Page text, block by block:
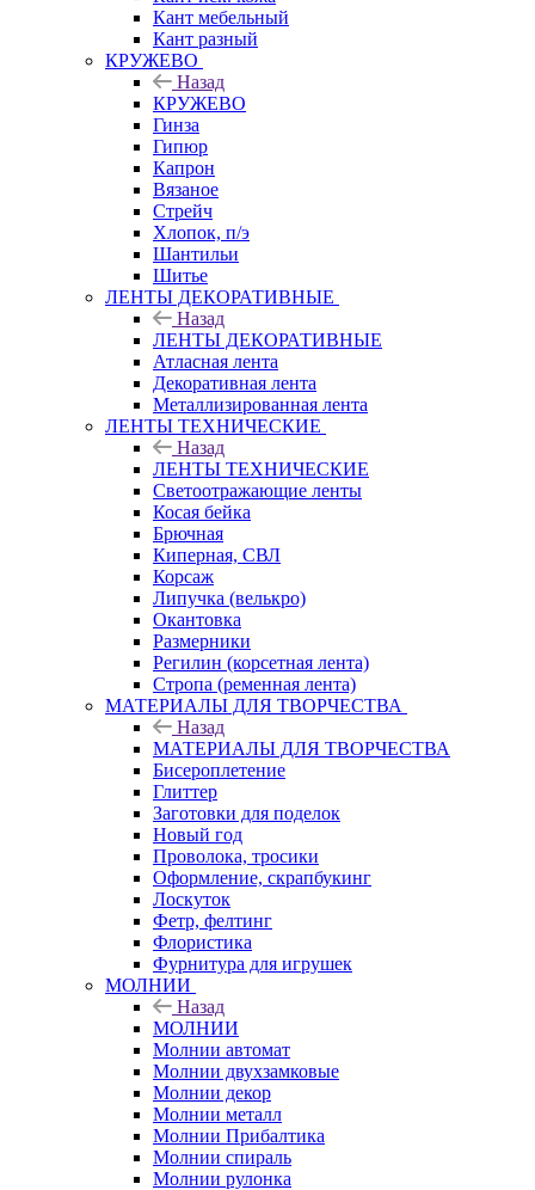
Кант мебельный
Кант разный
КРУЖЕВО
Назад
КРУЖЕВО
Гинза
Гипюр
Капрон
Вязаное
Стрейч
Хлопок, п/э
Шантильи
Шитье
ЛЕНТЫ ДЕКОРАТИВНЫЕ
Назад
ЛЕНТЫ ДЕКОРАТИВНЫЕ
Атласная лента
Декоративная лента
Металлизированная лента
ЛЕНТЫ ТЕХНИЧЕСКИЕ
Назад
ЛЕНТЫ ТЕХНИЧЕСКИЕ
Светоотражающие ленты
Косая бейка
Брючная
Киперная, СВЛ
Корсаж
Липучка (велькро)
Окантовка
Размерники
Регилин (корсетная лента)
Стропа (ременная лента)
МАТЕРИАЛЫ ДЛЯ ТВОРЧЕСТВА
Назад
МАТЕРИАЛЫ ДЛЯ ТВОРЧЕСТВА
Бисероплетение
Глиттер
Заготовки для поделок
Новый год
Проволока, тросики
Оформление, скрапбукинг
Лоскуток
Фетр, фелтинг
Флористика
Фурнитура для игрушек
МОЛНИИ
Назад
МОЛНИИ
Молнии автомат
Молнии двухзамковые
Молнии декор
Молнии металл
Молнии Прибалтика
Молнии спираль
Молнии рулонка